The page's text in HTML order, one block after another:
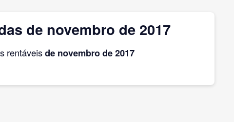
de novembro de 2017
rentáveisde novembrode 2017